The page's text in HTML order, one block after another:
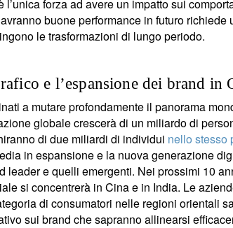
l’unica forza ad avere un impatto sui
buone performance in futuro richiede
le trasformazioni di lungo periodo.
e l’espansione dei brand in
a mutare profondamente il panorama
globale crescerà di un miliardo di
di due miliardi di individui nello stesso
in espansione e la nuova generazione
leader e quelli emergenti. Nei prossimi 10
si concentrerà in Cina e in India. Le
di consumatori nelle regioni orientali
sui brand che sapranno allinearsi